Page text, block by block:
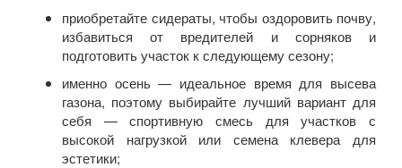
приобретайте сидераты, чтобы оздоровить почву,
избавиться от вредителей и сорняков и
подготовить участок к следующему сезону;
именно осень — идеальное время для высева
газона, поэтому выбирайте лучший вариант для
себя — спортивную смесь для участков с
высокой нагрузкой или семена клевера для
эстетики;